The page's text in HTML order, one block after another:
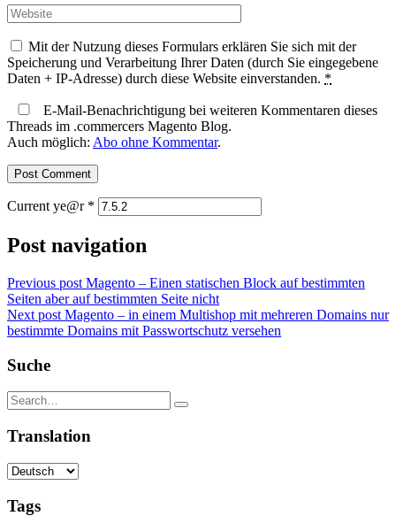
Mit der Nutzung dieses Formulars erklären Sie sich mit der
Speicherung und Verarbeitung Ihrer Daten (durch Sie eingegebene
Daten + IP-Adresse) durch diese Website einverstanden. *
E-Mail-Benachrichtigung bei weiteren Kommentaren dieses
Threads im .commercers Magento Blog.
Auch möglich: Abo ohne Kommentar.
Current ye@r *
Post navigation
Previous post Magento – Einen statischen Block auf bestimmten
Seiten aber auf bestimmten Seite nicht
Next post Magento – in einem Multishop mit mehreren Domains nur
bestimmte Domains mit Passwortschutz versehen
Suche
Translation
Tags